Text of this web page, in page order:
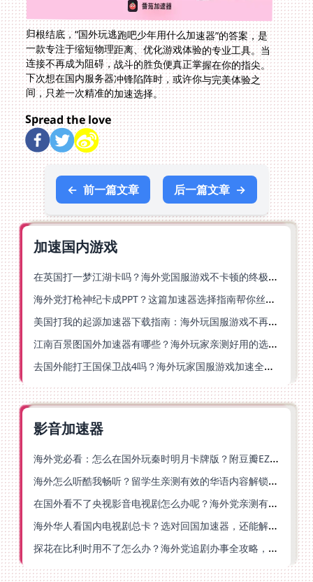
归根结底，“国外玩逃跑吧少年用什么加速器”的答案，是
一款专注于缩短物理距离、优化游戏体验的专业工具。当
连接不再成为阻碍，战斗的胜负便真正掌握在你的指尖。
下次想在国内服务器冲锋陷阵时，或许你与完美体验之
间，只差一次精准的加速选择。
Spread the love
← 前一篇文章 后一篇文章 →
加速国内游戏
在英国打一梦江湖卡吗？海外党国服游戏不卡顿的终极解法
海外党打枪神纪卡成PPT？这篇加速器选择指南帮你丝滑上分
美国打我的起源加速器下载指南：海外玩国服游戏不再卡的终极方案
江南百景图国外加速器有哪些？海外玩家亲测好用的选择与避坑指南
去国外能打王国保卫战4吗？海外玩家国服游戏加速全攻略（附公主连结幻想江湖实测）
影音加速器
海外党必看：怎么在国外玩秦时明月卡牌版？附豆瓣EZCast地区限制破解法
海外怎么听酷我畅听？留学生亲测有效的华语内容解锁指南
在国外看不了央视影音电视剧怎么办呢？海外党亲测有效的回国加速方案
海外华人看国内电视剧总卡？选对回国加速器，还能解决菲律宾打不开反诈中心的问题
探花在比利时用不了怎么办？海外党追剧办事全攻略，选对加速器就够了